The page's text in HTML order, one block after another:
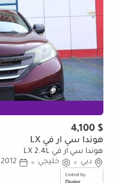
$ 4,100
هوندا سي آر في LX
هوندا سي آر في LX 2.4L
دبي
خليجي 2012